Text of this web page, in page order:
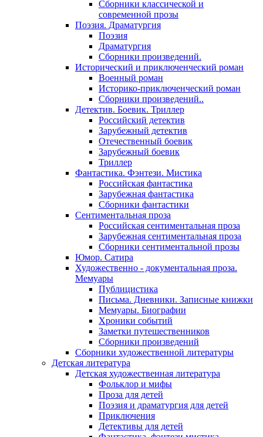
Сборники классической и
современной прозы
Поэзия. Драматургия
Поэзия
Драматургия
Сборники произведений.
Исторический и приключенческий роман
Военный роман
Историко-приключенческий роман
Сборники произведений..
Детектив. Боевик. Триллер
Российский детектив
Зарубежный детектив
Отечественный боевик
Зарубежный боевик
Триллер
Фантастика. Фэнтези. Мистика
Российская фантастика
Зарубежная фантастика
Сборники фантастики
Сентиментальная проза
Российская сентиментальная проза
Зарубежная сентиментальная проза
Сборники сентиментальной прозы
Юмор. Сатира
Художественно - документальная проза.
Мемуары
Публицистика
Письма. Дневники. Записные книжки
Мемуары. Биографии
Хроники событий
Заметки путешественников
Сборники произведений
Сборники художественной литературы
Детская литература
Детская художественная литература
Фольклор и мифы
Проза для детей
Поэзия и драматургия для детей
Приключения
Детективы для детей